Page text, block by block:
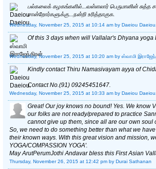
பல்கலைக் கழகங்களில்...வள்ளலார் பெருமானின் சுத்த
சான்றோர்களுக்கு...நன்றி உரித்தாகுக.
Wednesday, November 25, 2015 at 10:14 am by Daeiou Daeiou.
Of this 3 days when will Vallalar's Dhyana
Wednesday, November 25, 2015 at 10:20 am by ஸ்வாமி
Kindly contact Thiru Namasivayam ayya of
Contact No.(91) 09245451647.
Wednesday, November 25, 2015 at 10:33 am by Daeiou Daeiou.
Great! Our joy knows no bound! Yes. We know
our folks are not ready/prepared to practice
cannot give up them, since all are our own soul
So, we need to do something better than what we
their known ways. With this great vision and mission,
YOGA/COMPASSION YOGA'.
May ArutPerumJothi Andavar bless this First Asian
Thursday, November 26, 2015 at 12:42 pm by Durai Sathanan